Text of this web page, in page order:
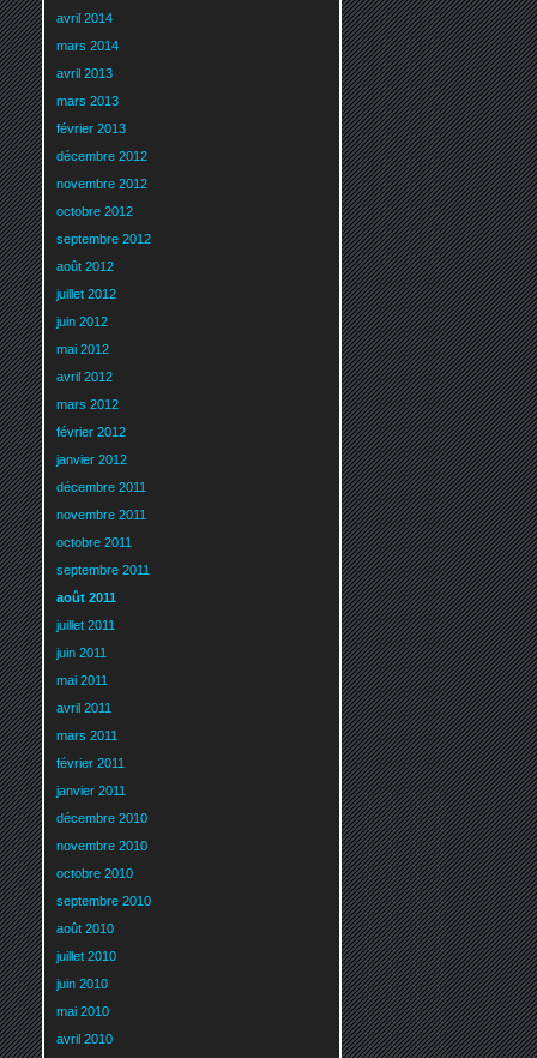
avril 2014
mars 2014
avril 2013
mars 2013
février 2013
décembre 2012
novembre 2012
octobre 2012
septembre 2012
août 2012
juillet 2012
juin 2012
mai 2012
avril 2012
mars 2012
février 2012
janvier 2012
décembre 2011
novembre 2011
octobre 2011
septembre 2011
août 2011
juillet 2011
juin 2011
mai 2011
avril 2011
mars 2011
février 2011
janvier 2011
décembre 2010
novembre 2010
octobre 2010
septembre 2010
août 2010
juillet 2010
juin 2010
mai 2010
avril 2010